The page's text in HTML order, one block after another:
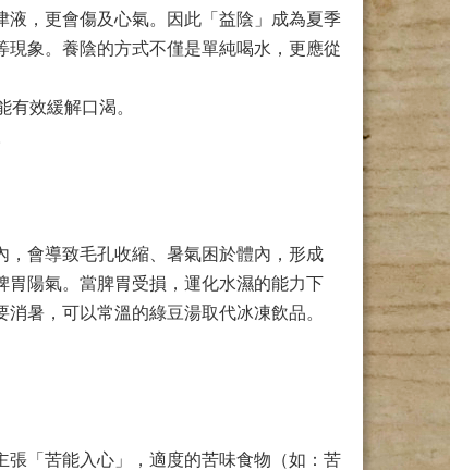
，更會傷及心氣。因此「益陰」成為夏季
象。養陰的方式不僅是單純喝水，更應從
效緩解口渴。
會導致毛孔收縮、暑氣困於體內，形成
胃陽氣。當脾胃受損，運化水濕的能力下
暑，可以常溫的綠豆湯取代冰凍飲品。
「苦能入心」，適度的苦味食物（如：苦